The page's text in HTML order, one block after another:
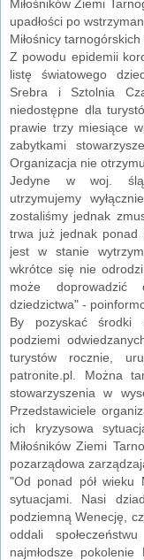
Miłośników Ziemi
upadłości po
Miłośnicy
Z powodu epidemii
listę światowego
Srebra i Sztolnia
niedostępne dla
prawie trzy miesiące
zabytkami
Organizacja nie
Jedyne w woj.
utrzymujemy
zostaliśmy jednak
trwa już jednak ponad
jest w stanie
wkrótce się nie
może doprowadzić
dziedzictwa" -
By pozyskać środki
podziemi
turystów rocznie,
patronite.pl. Można
stowarzyszenia w
Przedstawiciele
ich kryzysowa
Miłośników Ziemi
pozarządowa
"Od ponad pół wieku
sytuacjami. Nasi
podziemną Wenecję,
oddali
najmłodsze